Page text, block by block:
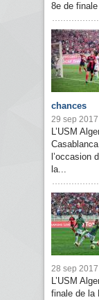
8e de
chances
29 sep 2017
L’USM
l’occasion
la...
28 sep 2017
L’USM
finale de la